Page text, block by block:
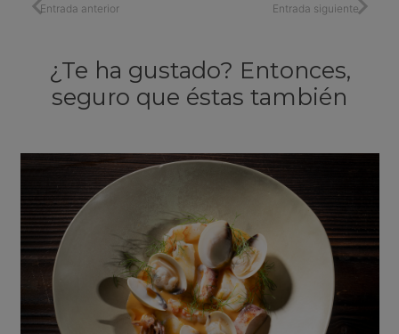
Entrada anterior Entrada siguiente
¿Te ha gustado? Entonces,
seguro que éstas también